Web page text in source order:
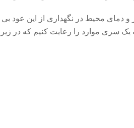
و دمای محیط در نگهداری از این
یک سری موارد را رعایت کنیم که در